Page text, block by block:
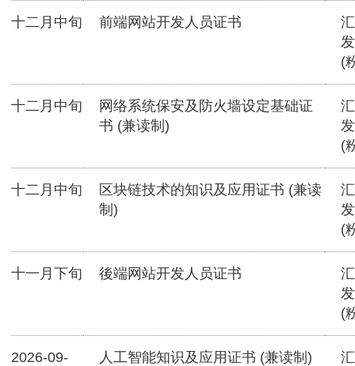
十二月中旬 前端网站开发人员证书
(
十二月中旬
网络系统保安及防火墙设定基础证
书 (兼读制)
(
十二月中旬
区块链技术的知识及应用证书 (兼读
制)
(
十一月下旬 後端网站开发人员证书
(
2026-09-
人工智能知识及应用证书 (兼读制)